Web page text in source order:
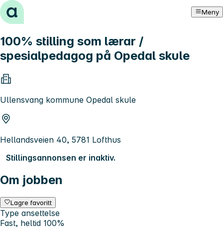
Hopp til innhold Meny
100% stilling som lærar /
spesialpedagog på Opedal skule
Ullensvang kommune Opedal skule
Hellandsveien 40, 5781 Lofthus
Stillingsannonsen er inaktiv.
Om jobben
Lagre favoritt
Type ansettelse
Fast, heltid 100%